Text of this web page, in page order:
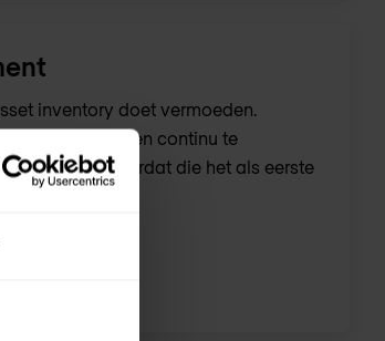
inventory doet vermoeden.
te brengen en continu te
nog voordat die het als eerste